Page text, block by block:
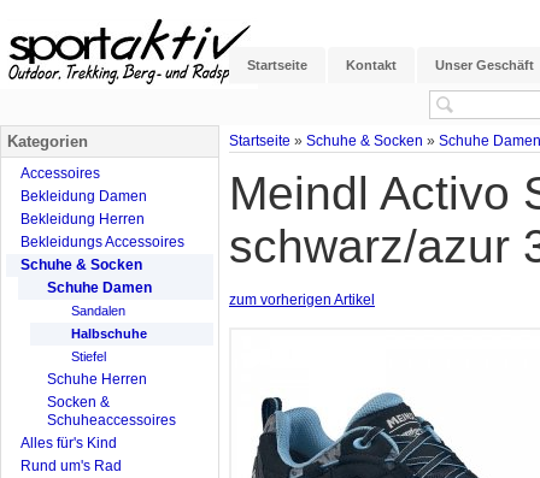
Startseite Kontakt Unser Geschäft
Startseite » Schuhe & Socken » Schuhe Damen
Meindl Activo
schwarz/azur
zum vorherigen Artikel
Kategorien
Accessoires
Bekleidung Damen
Bekleidung Herren
Bekleidungs Accessoires
Schuhe & Socken
Schuhe Damen
Sandalen
Halbschuhe
Stiefel
Schuhe Herren
Socken &
Schuheaccessoires
Alles für's Kind
Rund um's Rad